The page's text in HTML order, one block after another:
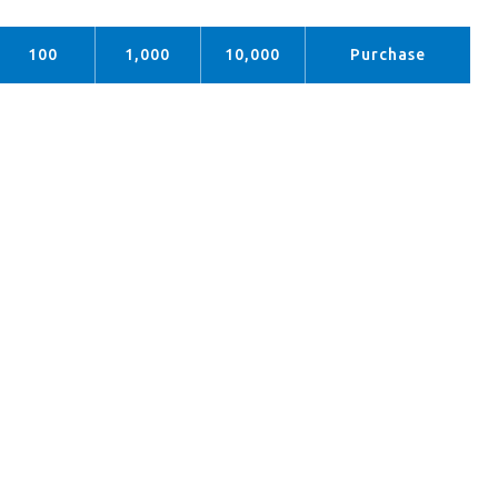
100 1,000 10,000 Purchase